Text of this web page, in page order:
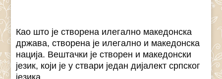
Као што је створена илегално македонска
држава, створена је илегално и македонска
нација. Вештачки је створен и македонски
језик, који је у ствари један дијалект српског